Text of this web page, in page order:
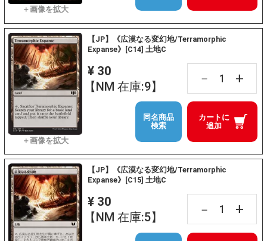
【JP】《広漠なる変幻地/Terramorphic
Expanse》[C14] 土地C
¥ 30
【NM 在庫:9】
－ +
カートに
追加
同名商品
検索
【JP】《広漠なる変幻地/Terramorphic
Expanse》[C15] 土地C
¥ 30
【NM 在庫:5】
－ +